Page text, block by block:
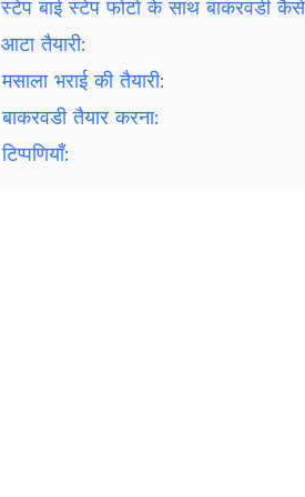
स्टेप बाई स्टेप फोटो के साथ बाकरवडी कैसे
आटा तैयारी:
मसाला भराई की तैयारी:
बाकरवडी तैयार करना:
टिप्पणियाँ: